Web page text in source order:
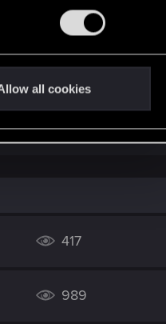
all cookies
417
989